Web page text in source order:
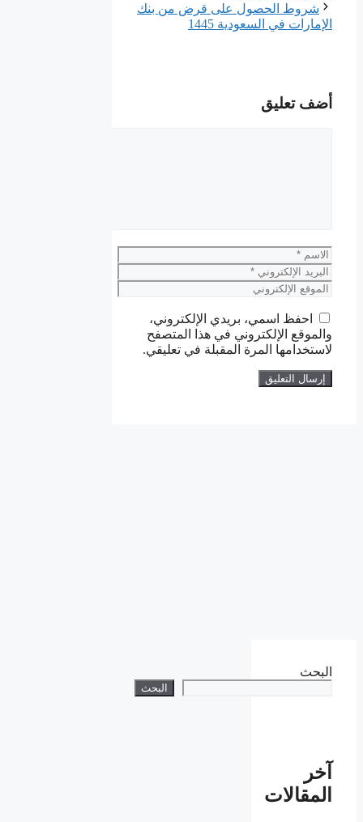
شروط الحصول على قرض من بنك
الإمارات في السعودية 1445
أضف تعليق
الاسم
البريد
الإلكتروني
الموقع
احفظ اسمي، بريدي الإلكتروني،
والموقع الإلكتروني في هذا المتصفح
لاستخدامها المرة المقبلة في تعليقي.
البحث
البحث
آخر
المقالات